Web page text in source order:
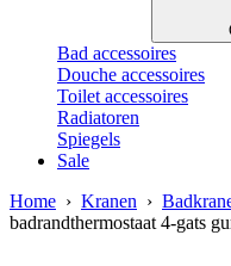
Bad accessoires
Douche accessoires
Toilet accessoires
Radiatoren
Spiegels
Sale
Home › Kranen ›
badrandthermostaat 4-gats